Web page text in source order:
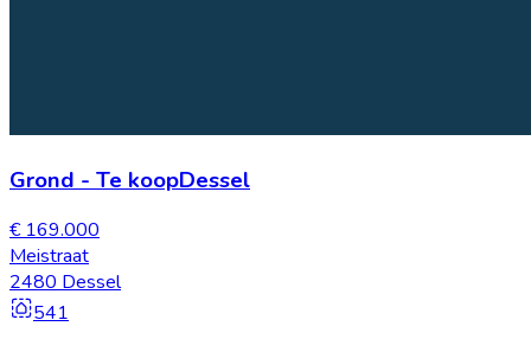
Grond - Te koopDessel
€ 169.000
Meistraat
2480 Dessel
541